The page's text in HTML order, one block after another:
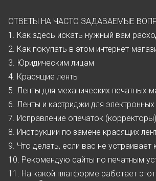
ОТВЕТЫ НА ЧАСТО ЗАДАВАЕМЫЕ
1. Как здесь искать нужный вам
2. Как покупать в этом интернет-
3. Юридическим лицам
4. Красящие ленты
5. Ленты для механических печатных
6. Ленты и картриджи для
7. Исправление опечаток (корректоры)
8. Инструкции по замене красящих
9. Что делать, если вас не устраивает
10. Рекомендую сайты по печатным
11. На какой платформе работает этот